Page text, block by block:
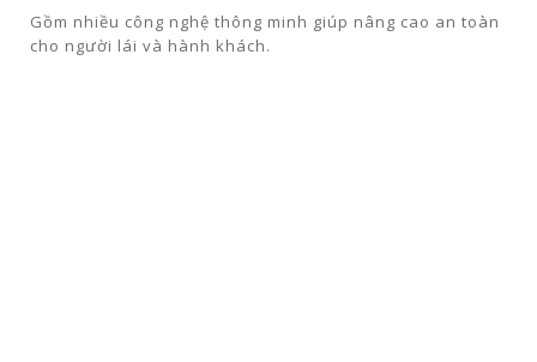
Gồm nhiều công nghệ thông minh giúp nâng cao an toàn
cho người lái và hành khách.